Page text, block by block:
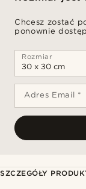
Chcesz zostać
ponownie
Rozmiar
Adres Email *
SZCZEGÓŁY